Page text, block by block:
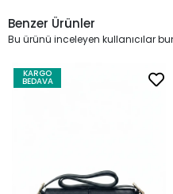
Benzer Ürünler
Bu ürünü inceleyen kullanıcılar
KARGO
BEDAVA